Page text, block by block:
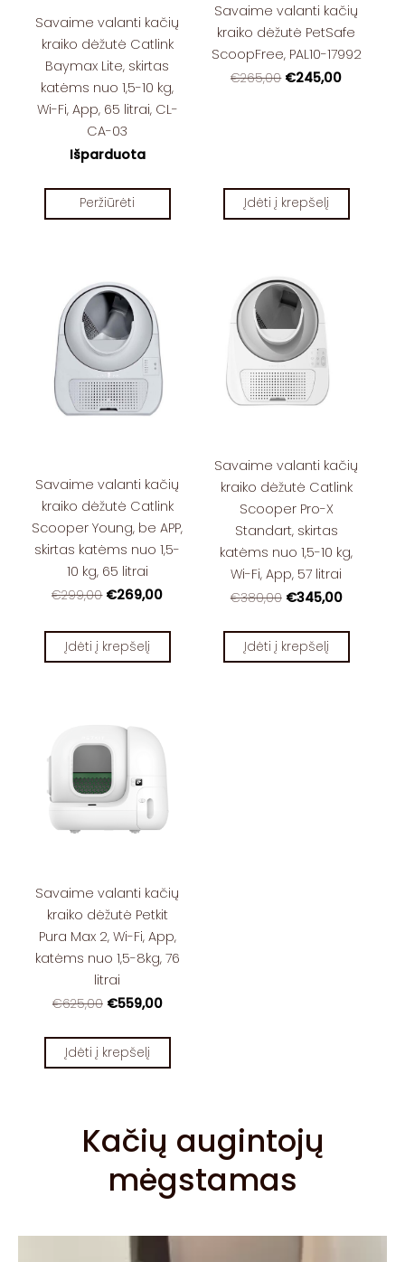
Savaime valanti kačių
kraiko dėžutė Catlink
Baymax Lite, skirtas
katėms nuo 1,5-10 kg,
Wi-Fi, App, 65 litrai, CL-
CA-03
Išparduota
Peržiūrėti
Savaime valanti kačių
kraiko dėžutė PetSafe
ScoopFree, PAL10-17992
€265,00 €245,00
Įdėti į krepšelį
Savaime valanti kačių
kraiko dėžutė Catlink
Scooper Young, be APP,
skirtas katėms nuo 1,5-
10 kg, 65 litrai
€299,00 €269,00
Įdėti į krepšelį
Savaime valanti kačių
kraiko dėžutė Catlink
Scooper Pro-X
Standart, skirtas
katėms nuo 1,5-10 kg,
Wi-Fi, App, 57 litrai
€380,00 €345,00
Įdėti į krepšelį
Savaime valanti kačių
kraiko dėžutė Petkit
Pura Max 2, Wi-Fi, App,
katėms nuo 1,5-8kg, 76
litrai
€625,00 €559,00
Įdėti į krepšelį
Kačių augintojų
mėgstamas